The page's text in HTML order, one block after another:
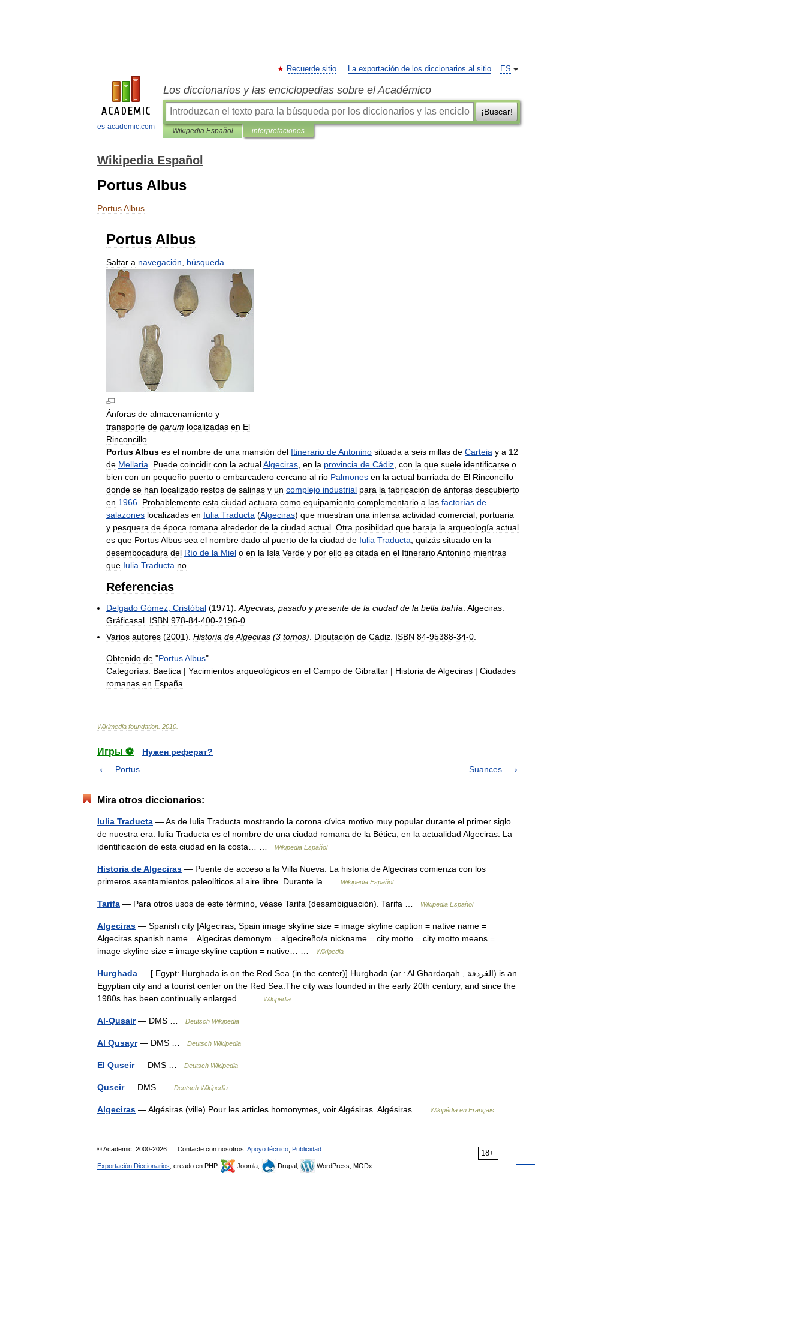
es-academic.com
ES
Recuerde sitio La exportación de los diccionarios al sitio
Los diccionarios y las enciclopedias sobre el Académico
¡Buscar!
Wikipedia Español interpretaciones
Wikipedia Español
Portus Albus
PortusAlbus
Portus Albus
Saltar a navegación búsqueda
Ánforas de almacenamiento y
transporte de garum localizadas en El
Rinconcillo.
PortusAlbus es el nombre de una mansión del Itinerario deAntonino situada a seis millas de Carteia y a 12
de Mellaria. Puede coincidir con la actualAlgeciras, en la provincia de Cádiz, con la que suele identificarse o
bien con un pequeño puerto o embarcadero cercano al rio Palmones en la actual barriada de El Rinconcillo
donde se han localizado restos de salinas y un complejo industrial para la fabricación de ánforas descubierto
en 1966. Probablemente esta ciudad actuara como equipamiento complementario a las factorías de
salazones localizadas en Iulia Traducta (Algeciras) que muestran una intensa actividad comercial, portuaria
y pesquera de época romana alrededor de la ciudad actual. Otra posibildad que baraja la arqueología actual
es que PortusAlbus sea el nombre dado al puerto de la ciudad de Iulia Traducta, quizás situado en la
desembocadura del Río de la Miel o en la Isla Verde y por ello es citada en el ItinerarioAntonino mientras
que Iulia Traducta no.
Referencias
Delgado Gómez, Cristóbal (1971).Algeciras, pasado y presente de la ciudad de la bella bahía. Algeciras:
Gráficasal. ISBN 978-84-400-2196-0.
Varios autores (2001). Historia deAlgeciras (3 tomos). Diputación de Cádiz. ISBN 84-95388-34-0.
Obtenido de "PortusAlbus"
Categorías: Baetica | Yacimientos arqueológicos en el Campo de Gibraltar | Historia deAlgeciras | Ciudades
romanas en España
Wikimedia foundation. 2010.
Игры ⚽
Нужен реферат?
Portus
Suances
Mira otros diccionarios:
Iulia Traducta — As de Iulia Traducta mostrando la corona cívica motivo muy popular durante el primer siglo
de nuestra era. Iulia Traducta es el nombre de una ciudad romana de la Bética, en la actualidad Algeciras. La
identificación de esta ciudad en la costa… …
Wikipedia Español
Historia de Algeciras — Puente de acceso a la Villa Nueva. La historia de Algeciras comienza con los
primeros asentamientos paleolíticos al aire libre. Durante la …
Wikipedia Español
Tarifa — Para otros usos de este término, véase Tarifa (desambiguación). Tarifa … Wikipedia Español
Algeciras — Spanish city |Algeciras, Spain image skyline size = image skyline caption = native name =
Algeciras spanish name = Algeciras demonym = algecireño/a nickname = city motto = city motto means =
image skyline size = image skyline caption = native… …
Wikipedia
Hurghada — [ Egypt: Hurghada is on the Red Sea (in the center)] Hurghada (ar.: Al Ghardaqah , الغردقة) is an
Egyptian city and a tourist center on the Red Sea.The city was founded in the early 20th century, and since the
1980s has been continually enlarged… …
Wikipedia
Al-Qusair— DMS … Deutsch Wikipedia
Al Qusayr— DMS … Deutsch Wikipedia
El Quseir— DMS … Deutsch Wikipedia
Quseir— DMS … Deutsch Wikipedia
Algeciras — Algésiras (ville) Pour les articles homonymes, voir Algésiras. Algésiras … Wikipédia en Français
18+
© Academic, 2000-2026 Contacte con nosotros: Apoyo técnico, Publicidad
Exportación Diccionarios, creado en PHP, Joomla, Drupal, WordPress, MODx.